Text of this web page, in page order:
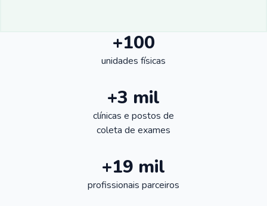
+100
unidades físicas
+3 mil
clínicas e postos de
coleta de exames
+19 mil
profissionais parceiros